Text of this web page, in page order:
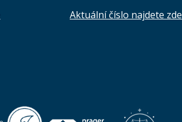
Aktuální číslo najdete zde